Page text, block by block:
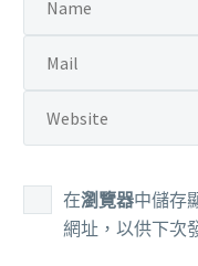
在瀏覽器中儲存
網址，以供下次